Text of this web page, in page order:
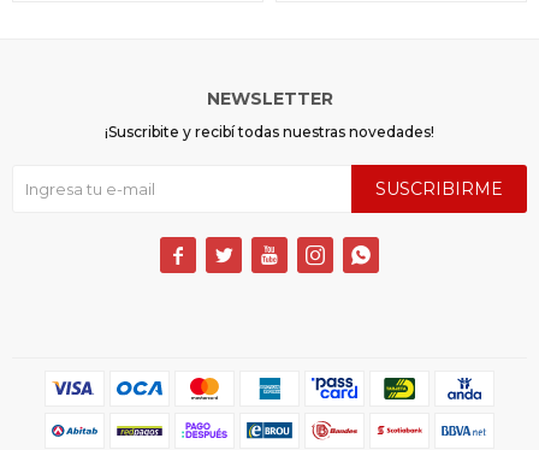
NEWSLETTER
¡Suscribite y recibí todas nuestras novedades!
SUSCRIBIRME
    